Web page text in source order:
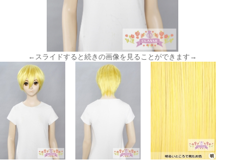
←スライドすると続きの画像を見ることができます→